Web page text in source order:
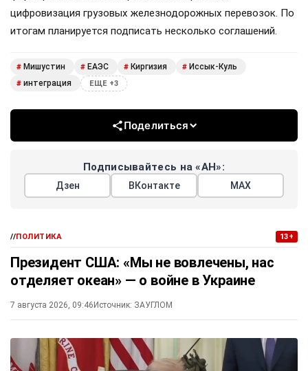
цифровизация грузовых железнодорожных перевозок. По
итогам планируется подписать несколько соглашений.
# Мишустин # ЕАЭС # Киргизия # Иссык-Куль
# интеграция ЕЩЕ +3
Поделиться
Подписывайтесь на «АН»:
Дзен ВКонтакте МАХ
//ПОЛИТИКА 13+
Президент США: «Мы не вовлечены, нас
отделяет океан» — о войне в Украине
7 августа 2026, 09:46 Источник: ЗАУГЛОМ